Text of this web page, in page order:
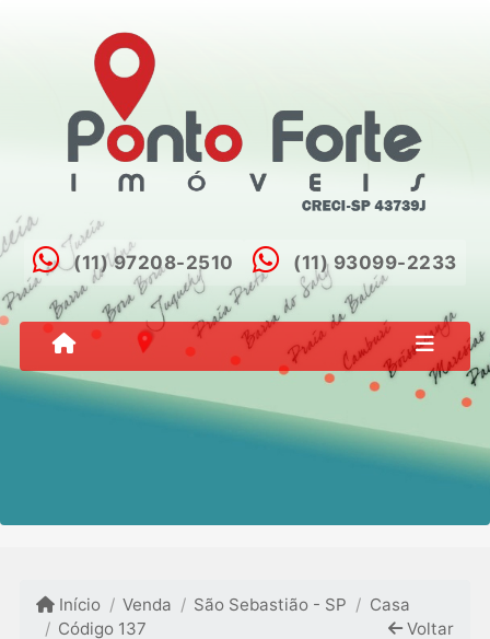
(11) 97208-2510 (11) 93099-2233
Início Venda São Sebastião - SP
Casa
Código 137
Voltar